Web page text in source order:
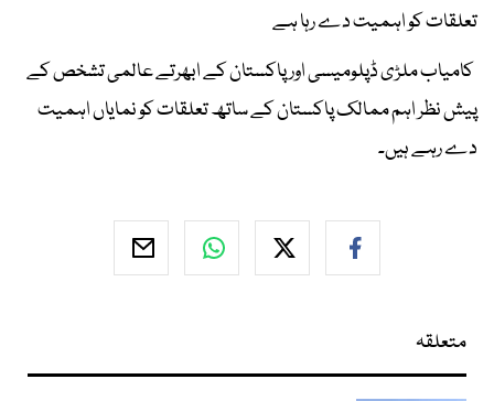
تعلقات کو اہمیت دے رہا ہے
کامیاب ملڑی ڈپلومیسی اور پاکستان کے ابھرتے عالمی تشخص کے
پیش نظر اہم ممالک پاکستان کے ساتھ تعلقات کو نمایاں اہمیت
دے رہے ہیں۔
متعلقہ